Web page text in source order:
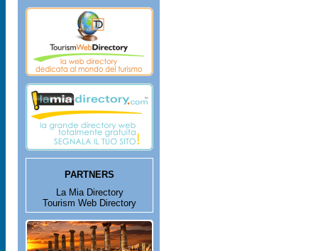
PARTNERS
La Mia Directory
Tourism Web Directory